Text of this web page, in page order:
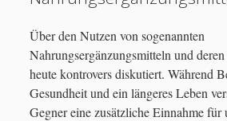
Forschung und Therapie
open
Lebensempfehlungen
open
menu
Alternative Behandlungsangeboteopen
menu
Vortrag zu Stammzelleforschung und
29. Februar 2024
Drittes Zoommeeting zur TES am
Über den Nutzen von sogenannten
Nahrungsergänzungsmitteln und
heute kontrovers diskutiert. Während
Gesundheit und ein längeres Leben
Gegner eine zusätzliche Einnahme für